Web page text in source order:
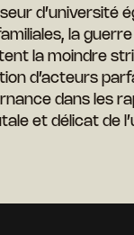
d’université
la guerre
la moindre
d’acteurs
dans les
et délicat de